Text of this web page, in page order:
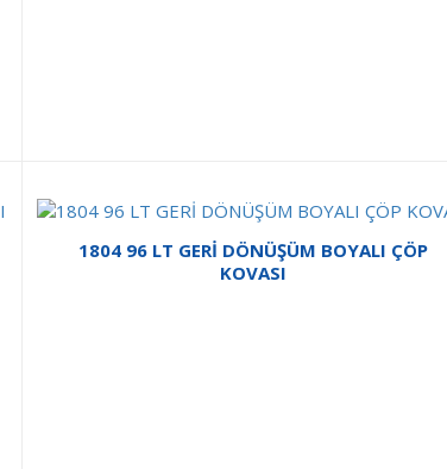
1804 96 LT GERİ DÖNÜŞÜM BOYALI ÇÖP
KOVASI